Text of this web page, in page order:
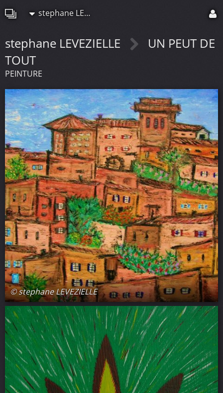
stephane LEVEZIELLE
stephane LEVEZIELLE
UN PEUT DE
TOUT
PEINTURE
© stephane LEVEZIELLE